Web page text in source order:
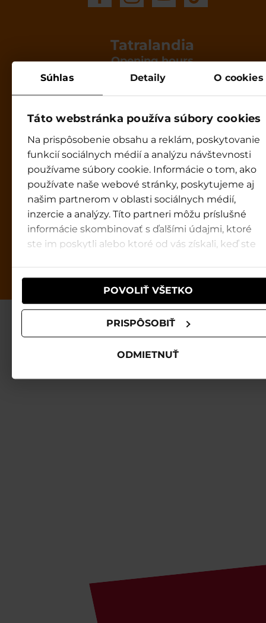
Súhlas Detaily O cookies
Táto webstránka používa súbory cookies
Na prispôsobenie obsahu a reklám, poskytovanie
funkcií sociálnych médií a analýzu návštevnosti
používame súbory cookie. Informácie o tom, ako
používate naše webové stránky, poskytujeme aj
našim partnerom v oblasti sociálnych médií,
inzercie a analýzy. Títo partneri môžu príslušné
informácie skombinovať s ďalšími údajmi, ktoré
ste im poskytli alebo ktoré od vás získali, keď ste
POVOLIŤ VŠETKO
PRISPÔSOBIŤ
ODMIETNUŤ
Tatralandia
Opening hours
9:00 - 20:00
info@tatralandia.sk
☎+421 915 834 644
9:00 - 19:00
GOPASS infoline
☎+421 850 122 155
8:00 - 18:00
Holiday Village Tatralandia
Reception
reservation@tatralandia.sk
☎ +421 44 556 10 11
Hlavní partneri